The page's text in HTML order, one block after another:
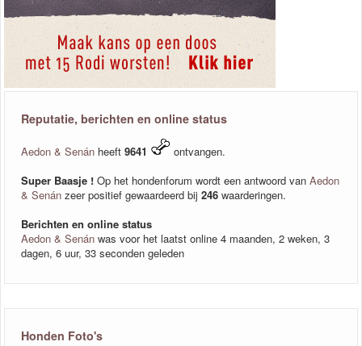
Reputatie, berichten en online status
Aedon & Senán heeft 9641
ontvangen.
Super Baasje ! Op het hondenforum wordt een antwoord van Aedon
& Senán zeer positief gewaardeerd bij 246 waarderingen.
Berichten en online status
Aedon & Senán was voor het laatst online 4 maanden, 2 weken, 3
dagen, 6 uur, 33 seconden geleden
Honden Foto's